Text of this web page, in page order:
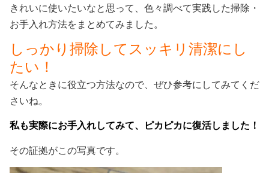
きれいに使いたいなと思って、色々調べて実践した掃除・
お手入れ方法をまとめてみました。
しっかり掃除してスッキリ清潔にし
たい！
そんなときに役立つ方法なので、ぜひ参考にしてみてくだ
さいね。
私も実際にお手入れしてみて、ピカピカに復活しました！
その証拠がこの写真です。